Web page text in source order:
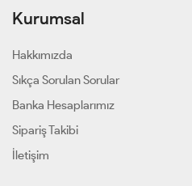
Kurumsal
Hakkımızda
Sıkça Sorulan Sorular
Banka Hesaplarımız
Sipariş Takibi
İletişim